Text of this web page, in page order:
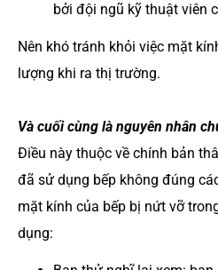
bởi đội ngũ kỹ thuật viên
Nên khó tránh khỏi việc mặt
lượng khi ra thị trường.
Và cuối cùng là nguyên nhân
Điều này thuộc về chính bản
đã sử dụng bếp không đúng
mặt kính của bếp bị nứt vỡ
dụng: